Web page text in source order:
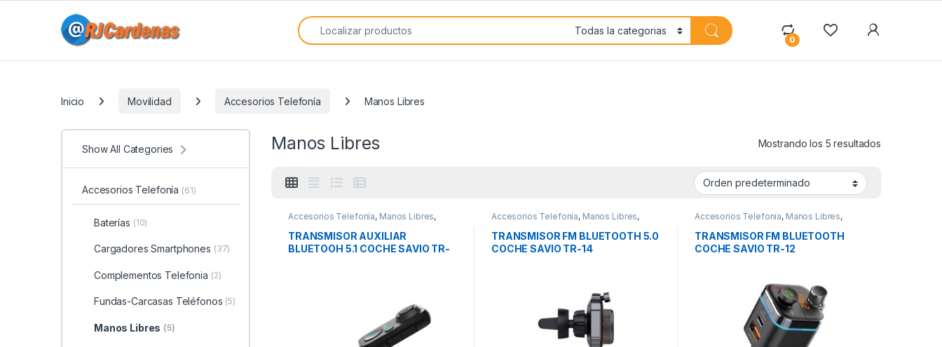
Search for:
0
Inicio Movilidad Accesorios Telefonía Manos Libres
Manos Libres Mostrando los 5 resultados
Accesorios Telefonía, Manos Libres,
TRANSMISOR AUXILIAR
BLUETOOH 5.1 COCHE SAVIO TR-
Accesorios Telefonía, Manos Libres,
TRANSMISOR FM BLUETOOTH 5.0
COCHE SAVIO TR-14
Accesorios Telefonía, Manos Libres,
TRANSMISOR FM BLUETOOTH
COCHE SAVIO TR-12
Show All Categories
Accesorios Telefonía (61)
Baterías (10)
Cargadores Smartphones (37)
Complementos Telefonia (2)
Fundas-Carcasas Teléfonos (5)
Manos Libres (5)